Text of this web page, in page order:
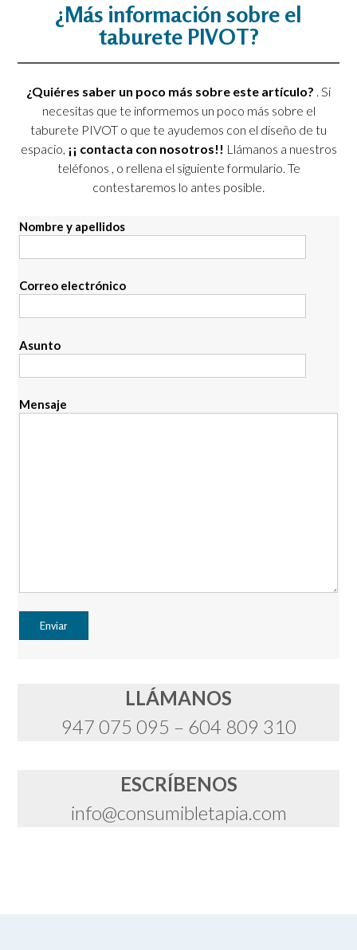
¿Más información sobre el
taburete PIVOT?
¿Quiéres saber un poco más sobre este artículo? . Si
necesitas que te informemos un poco más sobre el
taburete PIVOT o que te ayudemos con el diseño de tu
espacio, ¡¡ contacta con nosotros!! Llámanos a nuestros
teléfonos , o rellena el siguiente formulario. Te
contestaremos lo antes posible.
Nombre y apellidos
Correo electrónico
Asunto
Mensaje
LLÁMANOS
947 075 095 – 604 809 310
ESCRÍBENOS
info@consumibletapia.com